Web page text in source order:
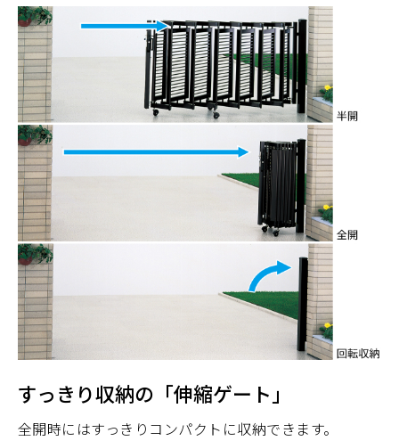
すっきり収納の「伸縮ゲート」
全開時にはすっきりコンパクトに収納できます。